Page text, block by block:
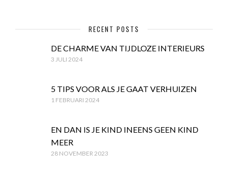
RECENT POSTS
DE CHARME VAN TIJDLOZE INTERIEURS
3 JULI 2024
5 TIPS VOOR ALS JE GAAT VERHUIZEN
1 FEBRUARI 2024
EN DAN IS JE KIND INEENS GEEN KIND
MEER
28 NOVEMBER 2023